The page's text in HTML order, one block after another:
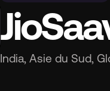
India, Asie du Sud,